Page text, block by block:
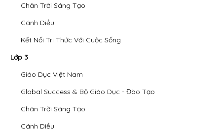
Chân Trời Sáng Tạo
Cánh Diều
Kết Nối Tri Thức Với Cuộc Sống
Lớp 3
Giáo Dục Việt Nam
Global Success & Bộ Giáo Dục - Đào Tạo
Chân Trời Sáng Tạo
Cánh Diều